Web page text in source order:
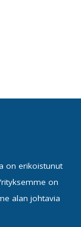
on erikoistunut
on
alan johtavia